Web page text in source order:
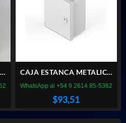
CAJA ESTANCA METALICA
200x200x150
$93,51
WhatsApp al +54 9 2614 85-5362